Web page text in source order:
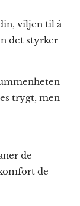
viljen til å
det styrker
trygt, men
de
de